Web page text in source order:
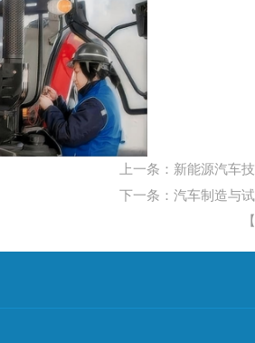
上一条：新能源汽车
下一条：汽车制造与
【